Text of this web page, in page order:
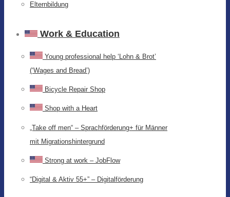
Elternbildung
Work & Education
Young professional help ‘Lohn & Brot’
(‘Wages and Bread’)
Bicycle Repair Shop
Shop with a Heart
„Take off men“ – Sprachförderung+ für Männer
mit Migrationshintergrund
Strong at work – JobFlow
“Digital & Aktiv 55+” – Digitalförderung